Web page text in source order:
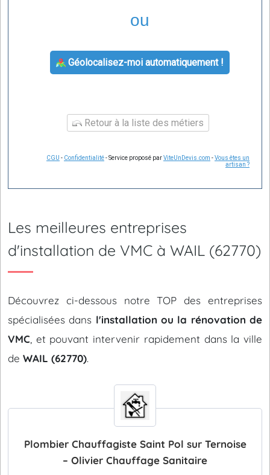
ou
Géolocalisez-moi automatiquement !
Retour à la liste des métiers
CGU - Confidentialité- Service proposé parViteUnDevis.com -Vous êtes un
artisan ?
Les meilleures entreprises
d'installation de VMC à WAIL (62770)
Découvrez ci-dessous notre TOP des entreprises
spécialisées dans l'installation ou la rénovation de
VMC , et pouvant intervenir rapidement dans la ville
de WAIL (62770).
Plombier Chauffagiste Saint Pol sur Ternoise
– Olivier Chauffage Sanitaire